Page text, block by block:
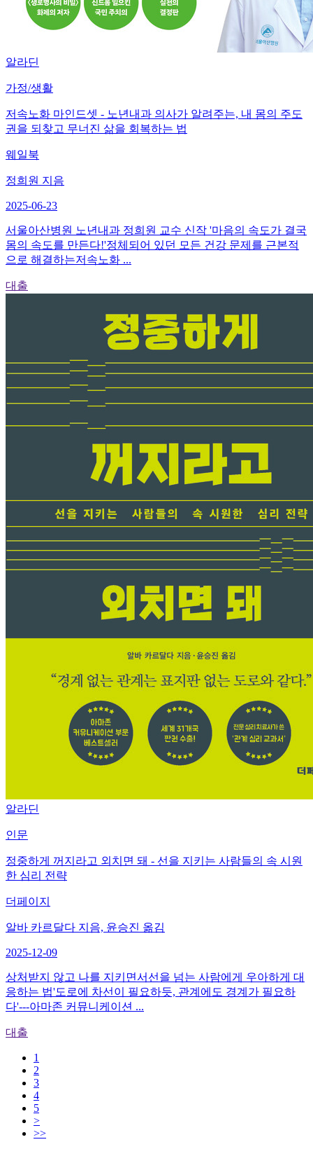
알라딘
가정/생활
저속노화 마인드셋 - 노년내과 의사가 알려주는, 내 몸의 주도
권을 되찾고 무너진 삶을 회복하는 법
웨일북
정희원 지음
2025-06-23
서울아산병원 노년내과 정희원 교수 신작 '마음의 속도가 결국
몸의 속도를 만든다!'정체되어 있던 모든 건강 문제를 근본적
으로 해결하는저속노화 ...
대출
알라딘
인문
정중하게 꺼지라고 외치면 돼 - 선을 지키는 사람들의 속 시원
한 심리 전략
더페이지
알바 카르달다 지음, 윤승진 옮김
2025-12-09
상처받지 않고 나를 지키면서선을 넘는 사람에게 우아하게 대
응하는 법'도로에 차선이 필요하듯, 관계에도 경계가 필요하
다'---아마존 커뮤니케이션 ...
대출
1
2
3
4
5
>
>>